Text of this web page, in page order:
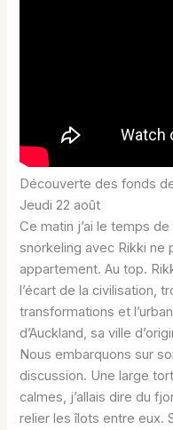
Découverte des fonds de
Jeudi 22 août
Ce matin j’ai le temps
snorkeling avec Rikki ne
appartement. Au top.
l’écart de la civilisation,
transformations et
d’Auckland, sa ville
Nous embarquons sur
discussion. Une large
calmes, j’allais dire du
relier les îlots entre eux.